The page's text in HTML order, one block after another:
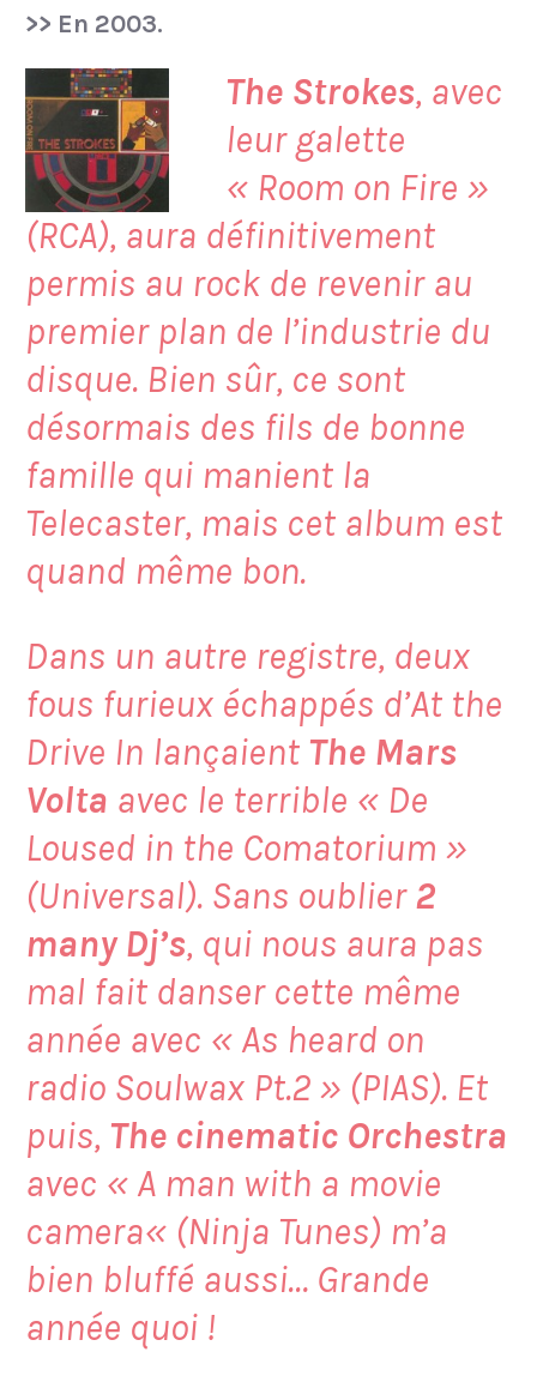
>> En 2003.
The Strokes, avec
leur galette
« Room on Fire »
(RCA), aura définitivement
permis au rock de revenir au
premier plan de l’industrie du
disque. Bien sûr, ce sont
désormais des fils de bonne
famille qui manient la
Telecaster, mais cet album est
quand même bon.
Dans un autre registre, deux
fous furieux échappés d’At the
Drive In lançaient The Mars
Volta avec le terrible « De
Loused in the Comatorium »
(Universal). Sans oublier2
many Dj’s, qui nous aura pas
mal fait danser cette même
année avec « As heard on
radio Soulwax Pt.2 » (PIAS). Et
puis, The cinematic Orchestra
avec « A man with a movie
camera« (Ninja Tunes) m’a
bien bluffé aussi… Grande
année quoi !